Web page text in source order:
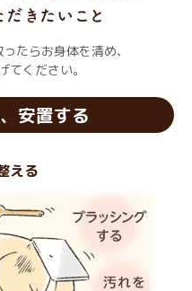
たらお身体を清め、
てください。
安置する
える